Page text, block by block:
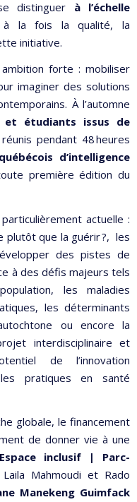
distinguer à l’échelle
à la fois la qualité, la
initiative.
forte : mobiliser
imaginer des solutions
À l’automne
étudiants issus de
pendant 48 heures
d’intelligence
première édition du
actuelle :
plutôt que la guérir ?, les
des pistes de
à des défis majeurs tels
les maladies
les déterminants
ou encore la
interdisciplinaire et
de l’innovation
pratiques en santé
globale, le financement
de donner vie à une
Espace inclusif | Parc-
Mahmoudi et Rado
Manekeng Guimfack